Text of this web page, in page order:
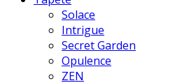
Solace
Intrigue
Secret Garden
Opulence
ZEN